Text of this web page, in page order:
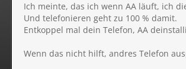
Ich meinte, das ich wenn AA läuft, ich
Und telefonieren geht zu 100 % damit.
Entkoppel mal dein Telefon, AA
Wenn das nicht hilft, andres Telefon